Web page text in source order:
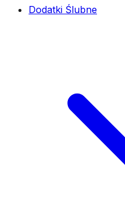
Dodatki Ślubne